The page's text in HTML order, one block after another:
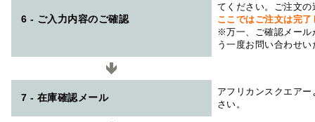
6 - ご入力内容のご確認
てください。ご注文
ここではご注文は完
※万一、ご確認メール
う一度お問い合わせ
7 - 在庫確認メール
アフリカンスクエアー
さい。